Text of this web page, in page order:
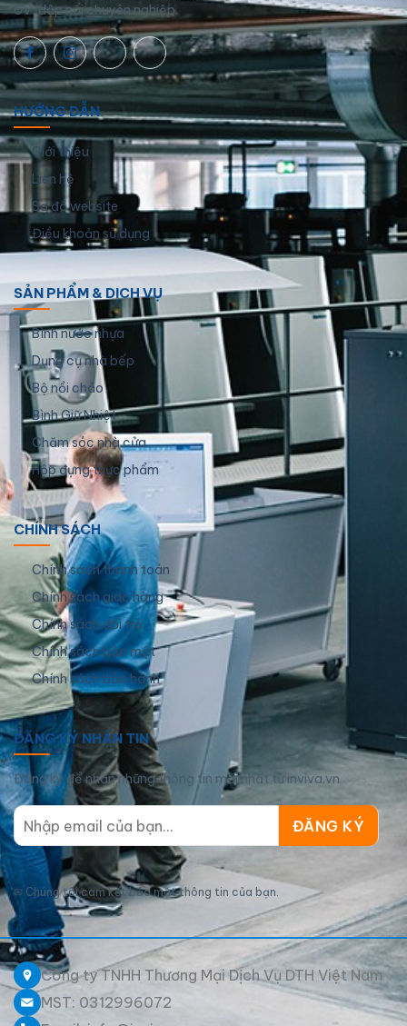
UV, dập nổi chuyên nghiệp.
HƯỚNG DẪN
Giới thiệu
Liên hệ
Sơ đồ website
Điều khoản sử dụng
SẢN PHẨM & DỊCH VỤ
Bình nước nhựa
Dụng cụ nhà bếp
Bộ nồi chảo
Bình Giữ Nhiệt
Chăm sóc nhà cửa
Hộp đựng thực phẩm
CHÍNH SÁCH
Chính sách thanh toán
Chính sách giao hàng
Chính sách đổi trả
Chính sách bảo mật
Chính sách bảo hành
ĐĂNG KÝ NHẬN TIN
Đăng ký để nhận những thông tin mới nhất từ inviva.vn
✉ Chúng tôi cam kết bảo mật thông tin của bạn.
Công ty TNHH Thương Mại Dịch Vụ DTH Việt Nam
MST: 0312996072